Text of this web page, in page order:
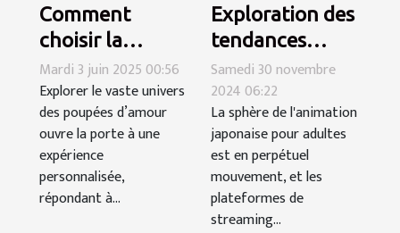
Comment
choisir la
poupée
d'amour
parfaite pour
vos besoins
individuels
Mardi 3 juin 2025 00:56
Explorer le vaste univers
des poupées d’amour
ouvre la porte à une
expérience
personnalisée,
répondant à...
Exploration des
tendances
actuelles dans
les animes pour
adultes en
streaming
Samedi 30 novembre
2024 06:22
La sphère de l'animation
japonaise pour adultes
est en perpétuel
mouvement, et les
plateformes de
streaming...